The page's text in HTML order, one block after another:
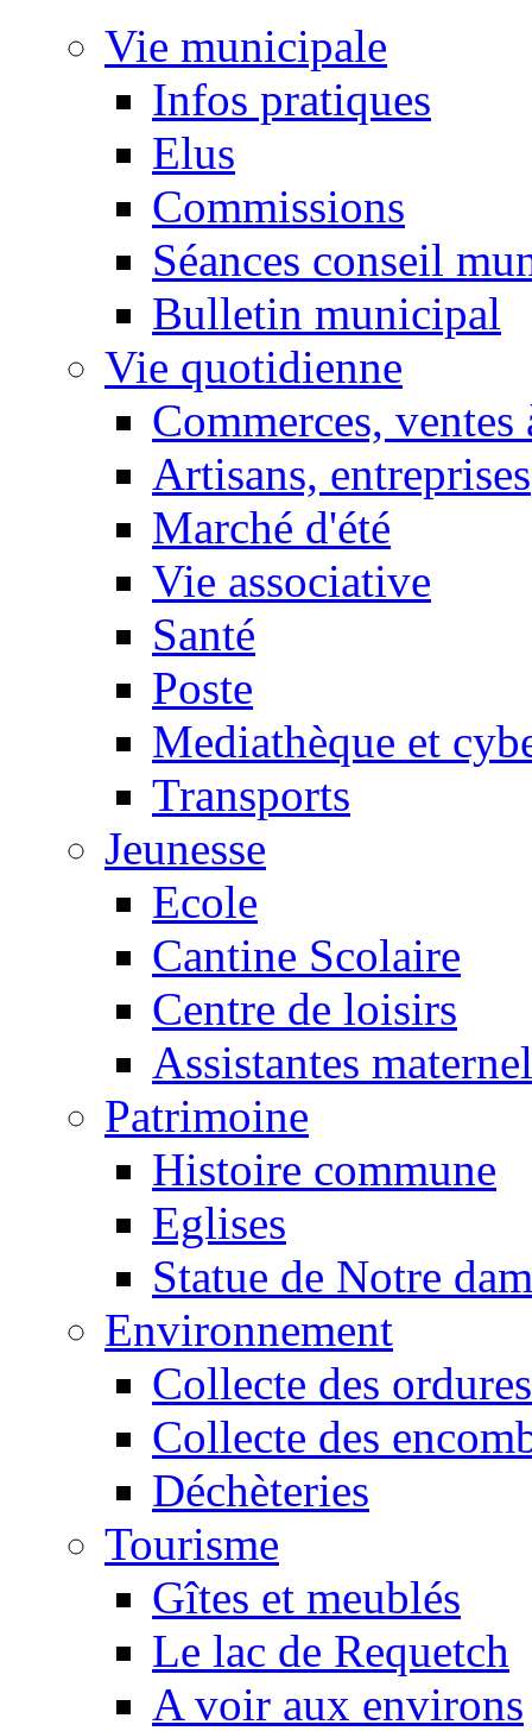
Vie municipale
Infos pratiques
Elus
Commissions
Séances conseil
Bulletin municipal
Vie quotidienne
Commerces, ventes
Artisans, entreprises
Marché d'été
Vie associative
Santé
Poste
Mediathèque et
Transports
Jeunesse
Ecole
Cantine Scolaire
Centre de loisirs
Assistantes
Patrimoine
Histoire commune
Eglises
Statue de Notre
Environnement
Collecte des ordures
Collecte des
Déchèteries
Tourisme
Gîtes et meublés
Le lac de Requetch
A voir aux environs